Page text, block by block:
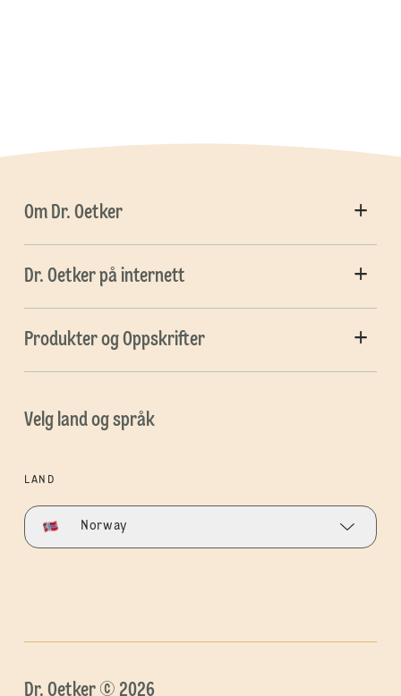
Om Dr. Oetker
Dr. Oetker på internett
Produkter og Oppskrifter
Velg land og språk
LAND
Norway
Dr. Oetker © 2026